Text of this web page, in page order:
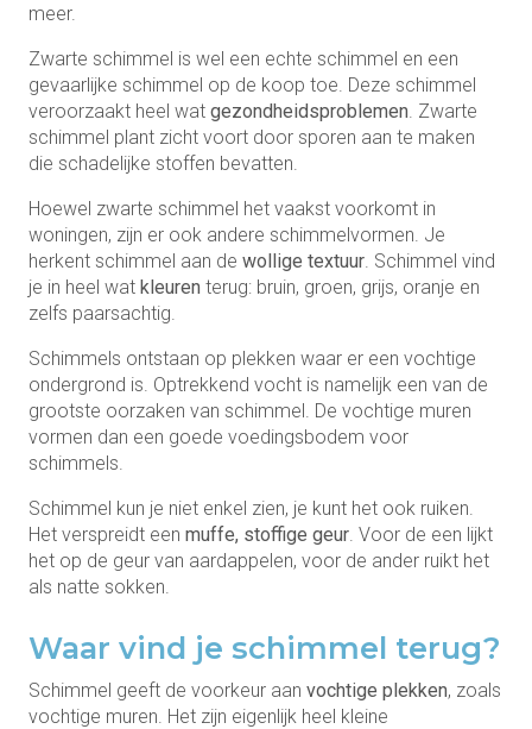
meer.
Zwarte schimmel is wel een echte schimmel en een
gevaarlijke schimmel op de koop toe. Deze schimmel
veroorzaakt heel wat gezondheidsproblemen . Zwarte
schimmel plant zicht voort door sporen aan te maken
die schadelijke stoffen bevatten.
Hoewel zwarte schimmel het vaakst voorkomt in
woningen, zijn er ook andere schimmelvormen. Je
herkent schimmel aan de wollige textuur . Schimmel vind
je in heel wat kleuren terug: bruin, groen, grijs, oranje en
zelfs paarsachtig.
Schimmels ontstaan op plekken waar er een vochtige
ondergrond is. Optrekkend vocht is namelijk een van de
grootste oorzaken van schimmel. De vochtige muren
vormen dan een goede voedingsbodem voor
schimmels.
Schimmel kun je niet enkel zien, je kunt het ook ruiken.
Het verspreidt een muffe, stoffige geur . Voor de een lijkt
het op de geur van aardappelen, voor de ander ruikt het
als natte sokken.
Waar vind je schimmel terug?
Schimmel geeft de voorkeur aan vochtige plekken, zoals
vochtige muren. Het zijn eigenlijk heel kleine